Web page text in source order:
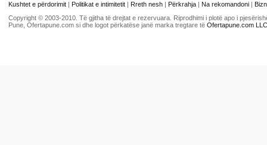
Kushtet e përdorimit | Politikat e intimitetit | Rreth nesh | Përkrahja | Na rekomandoni |
Copyright © 2003-2010. Të gjitha të drejtat e rezervuara. Riprodhimi i plotë apo i
Pune, Ofertapune.com si dhe logot përkatëse janë marka tregtare të Ofertapune.com LLC